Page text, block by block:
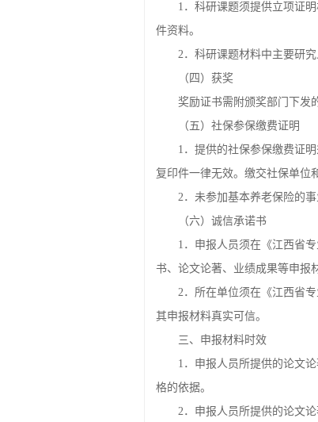
1．科研课题须提供立项证
件资料。
2．科研课题材料中主要研
（四）获奖
奖励证书需附颁奖部门下发
（五）社保参保缴费证明
1．提供的社保参保缴费证
复印件一律无效。缴交社保单位
2．未参加基本养老保险的
（六）诚信承诺书
1．申报人员须在《江西省
书、论文论著、业绩成果等申报
2．所在单位须在《江西省
其申报材料真实可信。
三、申报材料时效
1．申报人员所提供的论文
格的依据。
2．申报人员所提供的论文